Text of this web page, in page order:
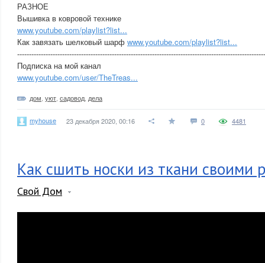
РАЗНОЕ
Вышивка в ковровой технике
www.youtube.com/playlist?list...
Как завязать шелковый шарф www.youtube.com/playlist?list...
----------------------------------------­----------------------------------------­
Подписка на мой канал
www.youtube.com/user/TheTreas...
дом уют садовод дела
myhouse 23 декабря 2020, 00:16 0 4481
Как сшить носки из ткани своими
Свой Дом